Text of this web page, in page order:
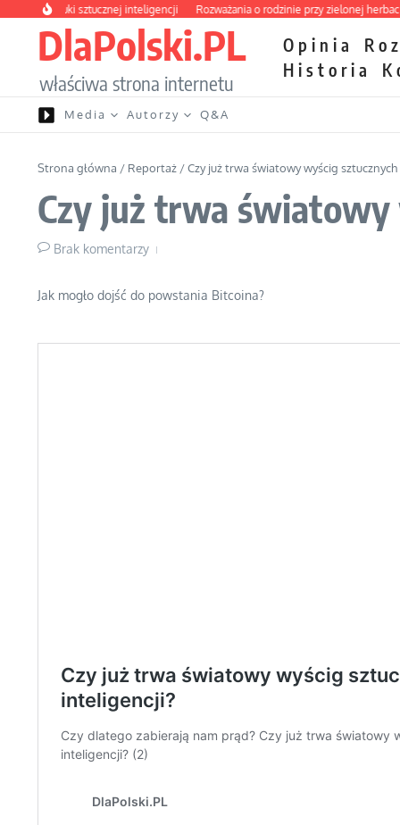
Przejdź do treści
nauki sztucznej inteligencji Rozważania o rodzinie przy zielonej herbacie
DlaPolski.PL
właściwa strona internetu
Opinia
Historia
Media Autorzy Q&A
Strona główna / Reportaż /Czy już trwa światowy wyścig
Czy już trwa
Brak komentarzy
Jak mogło dojść do powstania Bitcoina?